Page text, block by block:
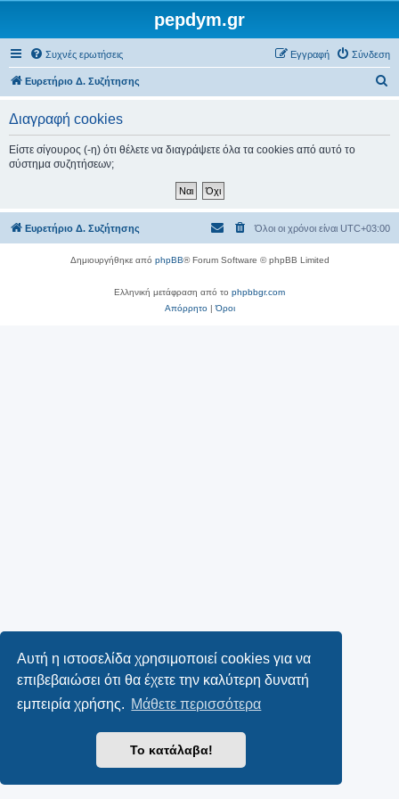
Αυτή η ιστοσελίδα χρησιμοποιεί cookies για να
επιβεβαιώσει ότι θα έχετε την καλύτερη δυνατή
εμπειρία χρήσης. Μάθετε περισσότερα
Το κατάλαβα!
pepdym.gr
Συχνές ερωτήσεις Σύνδεση
Εγγραφή
Ευρετήριο Δ. Συζήτησης
σ
Διαγραφή cookies
Είστε σίγουρος (-η) ότι θέλετε να διαγράψετε όλα τα cookies από αυτό το
σύστημα συζητήσεων;
Ευρετήριο Δ. Συζήτησης Όλοι οι χρόνοι είναι UTC+03:00
Δημιουργήθηκε από phpBB® Forum Software © phpBB Limited
Ελληνική μετάφραση από το phpbbgr.com
Απόρρητο|Όροι